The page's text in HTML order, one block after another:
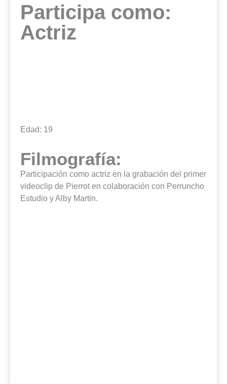
Participa como:
Actriz
Edad: 19
Filmografía:
Participación como actriz en la grabación del primer
videoclip de Pierrot en colaboración con Perruncho
Estudio y Alby Martin.